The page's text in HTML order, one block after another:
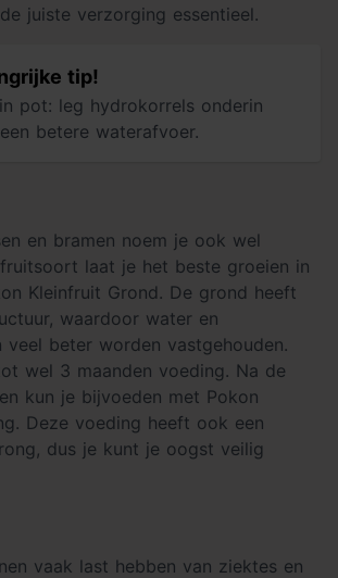
juiste verzorging essentieel.
tip!
pot: leg hydrokorrels onderin
betere waterafvoer.
en bramen noem je ook wel
laat je het beste groeien in
Kleinfruit Grond. De grond heeft
waardoor water en
veel beter worden vastgehouden.
wel 3 maanden voeding. Na de
kun je bijvoeden met Pokon
Deze voeding heeft ook een
dus je kunt je oogst veilig
vaak last hebben van ziektes en